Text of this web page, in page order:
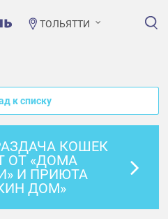
ТОЛЬЯТТИ
к списку
КОШЕК
ОТ «ДОМА
И ПРИЮТА
ДОМ»